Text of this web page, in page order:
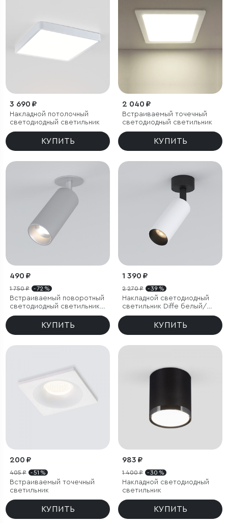
3 690 ₽
Накладной потолочный
светодиодный светильник
КУПИТЬ
2 040 ₽
Встраиваемый точечный
светодиодный светильник
КУПИТЬ
490 ₽
1 750 ₽ - 72 %
Встраиваемый поворотный
светодиодный светильник
Diffe
КУПИТЬ
1 390 ₽
2 270 ₽ - 39 %
Накладной светодиодный
светильник Diffe белый/
черный
КУПИТЬ
200 ₽
405 ₽ - 51 %
Встраиваемый точечный
светильник
КУПИТЬ
983 ₽
1 400 ₽ - 30 %
Накладной светодиодный
светильник
КУПИТЬ